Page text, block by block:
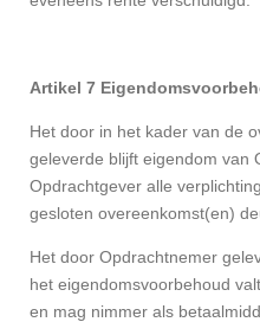
Artikel 7
Het door in het kader van de
geleverde blijft eigendom van
Opdrachtgever alle
gesloten overeenkomst(en)
Het door Opdrachtnemer
het eigendomsvoorbehoud
en mag nimmer als